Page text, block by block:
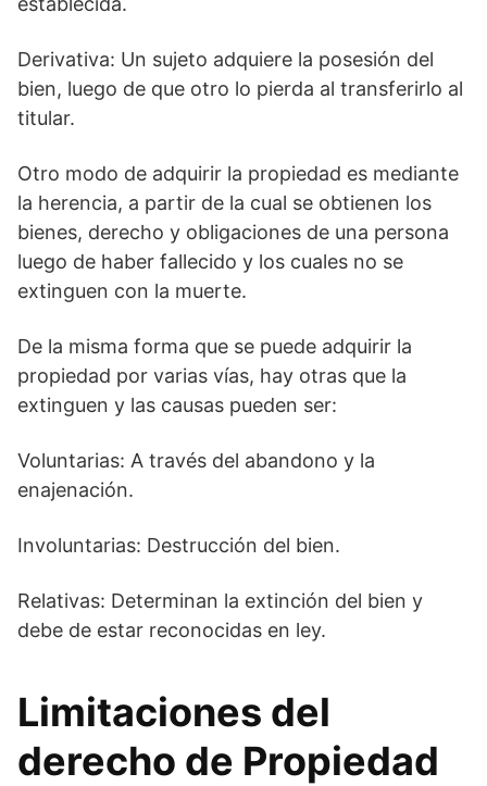
Derivativa: Un sujeto adquiere la posesión del
bien, luego de que otro lo pierda al transferirlo al
titular.
Otro modo de adquirir la propiedad es mediante
la herencia, a partir de la cual se obtienen los
bienes, derecho y obligaciones de una persona
luego de haber fallecido y los cuales no se
extinguen con la muerte.
De la misma forma que se puede adquirir la
propiedad por varias vías, hay otras que la
extinguen y las causas pueden ser:
Voluntarias: A través del abandono y la
enajenación.
Involuntarias: Destrucción del bien.
Relativas: Determinan la extinción del bien y
debe de estar reconocidas en ley.
Limitaciones del
derecho de Propiedad